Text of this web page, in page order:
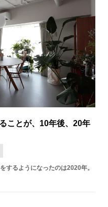
ことが、10年後、20年
するようになったのは2020年。